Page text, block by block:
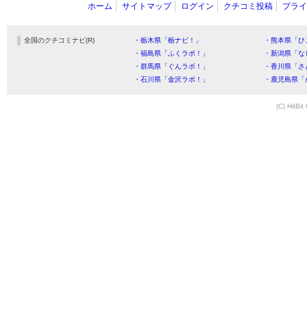
ホーム サイトマップ ログイン クチコミ投稿 プラ
全国のクチコミナビ(R) ・栃木県「栃ナビ！」
・熊本県「
・福島県「ふくラボ！」
・新潟県「
・群馬県「ぐんラボ！」
・香川県「
・石川県「金沢ラボ！」
・鹿児島県
(C) HitBit